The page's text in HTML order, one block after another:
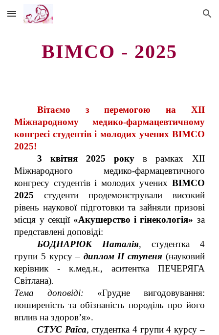
Skip to main content Skip to navigation
BIMCO - 2025
Вітаємо з перемогою на XII
Міжнародному медико-фармацевтичному
конгресі студентів і молодих учених BIMCO
2025!
3 квітня 2025 року в рамках XII
Міжнародного медико-фармацевтичного
конгресу студентів і молодих учених BIMCO
2025 студенти продемонстрували високий
рівень наукової підготовки та зайняли призові
місця у секції «Акушерство і гінекологія» за
представлені доповіді:
БОДНАРЮК Наталія, студентка 4
групи 5 курсу – диплом ІІ ступеня (науковий
керівник - к.мед.н., аситентка ПЕЧЕРЯГА
Світлана).
Тема доповіді: «Грудне вигодовування:
поширеність та обізнаність породіль про його
вплив на здоров’я».
СТУС Раїса, студентка 4 групи 4 курсу –